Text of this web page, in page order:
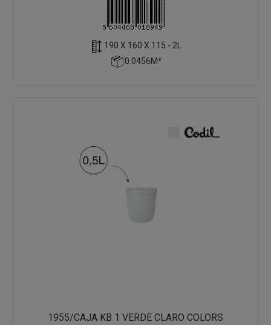
190 X 160 X 115 - 2L
0.0456M³
1955/CAJA KB 1 VERDE CLARO COLORS